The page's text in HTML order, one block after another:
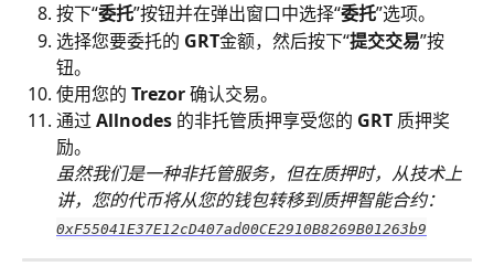
按下“委托”按钮并在弹出窗口中选择“委托”选项。
选择您要委托的 GRT金额，然后按下“提交交易”按
钮。
使用您的 Trezor 确认交易。
通过 Allnodes 的非托管质押享受您的 GRT 质押奖
励。
虽然我们是一种非托管服务，但在质押时，从技术上
讲，您的代币将从您的钱包转移到质押智能合约：
0xF55041E37E12cD407ad00CE2910B8269B01263b9